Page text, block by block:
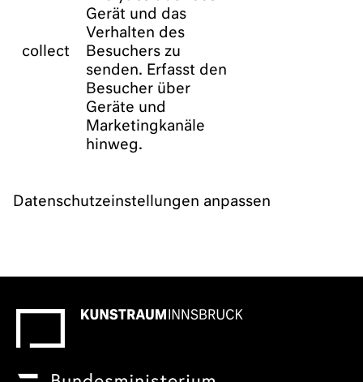
collect
Gerät und das
Verhalten des
Besuchers zu
senden. Erfasst den
Besucher über
Geräte und
Marketingkanäle
hinweg.
Datenschutzeinstellungen anpassen